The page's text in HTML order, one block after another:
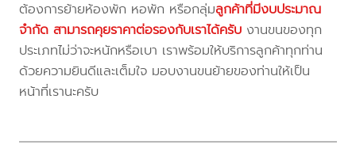
ต้องการย้ายห้องพัก หอพัก หรือกลุ่มลูกค้าที่มีงบประมาณ
จำกัด สามารถคุยราคาต่อรองกับเราได้ครับ งานขนของทุก
ประเภทไม่ว่าจะหนักหรือเบา เราพร้อมให้บริการลูกค้าทุกท่าน
ด้วยความยินดีและเต็มใจ มอบงานขนย้ายของท่านให้เป็น
หน้าที่เรานะครับ